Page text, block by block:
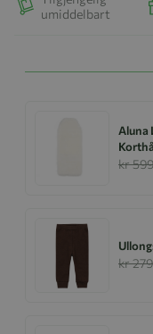
umiddelbart
Aluna
kr
kr